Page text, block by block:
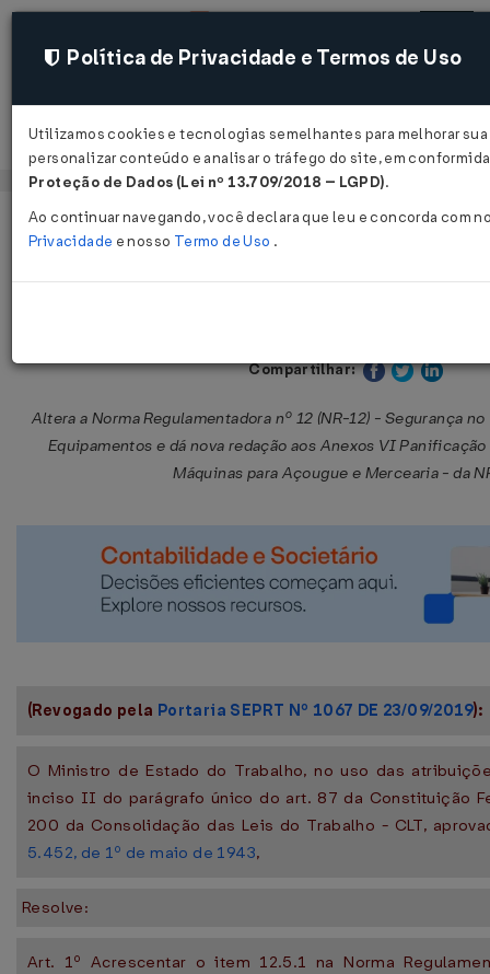
Acessar
Página Inicial Legislações Legislação Federal
Portaria MTPS Nº 1111 DE 21/09/
Compartilhar:
Altera a Norma Regulamentadora nº 12 (NR-12) - Segurança
Equipamentos e dá nova redação aos Anexos VI
Máquinas para Açougue e Mercearia - da
(Revogado pela Portaria SEPRT Nº 1067 DE 23/09/2019):
O Ministro de Estado do Trabalho, no uso das
inciso II do parágrafo único do art. 87 da Constituição
200 da Consolidação das Leis do Trabalho - CLT,
5.452, de 1º de maio de 1943,
Resolve:
Art. 1º Acrescentar o item 12.5.1 na Norma
Política de Privacidade e Termos de Uso
Utilizamos cookies e tecnologias semelhantes para melhorar
personalizar conteúdo e analisar o tráfego do site, em
Proteção de Dados (Lei nº 13.709/2018 – LGPD).
Ao continuar navegando, você declara que leu e concorda com
Privacidade e nosso Termo de Uso .